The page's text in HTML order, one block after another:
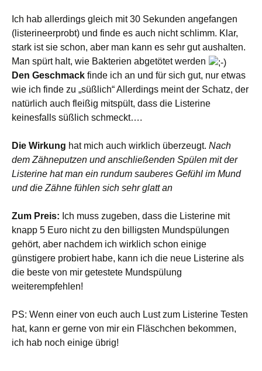
Ich hab allerdings gleich mit 30 Sekunden angefangen
(listerineerprobt) und finde es auch nicht schlimm. Klar,
stark ist sie schon, aber man kann es sehr gut aushalten.
Man spürt halt, wie Bakterien abgetötet werden
Den Geschmack finde ich an und für sich gut, nur etwas
wie ich finde zu „süßlich“ Allerdings meint der Schatz, der
natürlich auch fleißig mitspült, dass die Listerine
keinesfalls süßlich schmeckt….
Die Wirkung hat mich auch wirklich überzeugt. Nach
dem Zähneputzen und anschließenden Spülen mit der
Listerine hat man ein rundum sauberes Gefühl im Mund
und die Zähne fühlen sich sehr glatt an
Zum Preis: Ich muss zugeben, dass die Listerine mit
knapp 5 Euro nicht zu den billigsten Mundspülungen
gehört, aber nachdem ich wirklich schon einige
günstigere probiert habe, kann ich die neue Listerine als
die beste von mir getestete Mundspülung
weiterempfehlen!
PS: Wenn einer von euch auch Lust zum Listerine Testen
hat, kann er gerne von mir ein Fläschchen bekommen,
ich hab noch einige übrig!